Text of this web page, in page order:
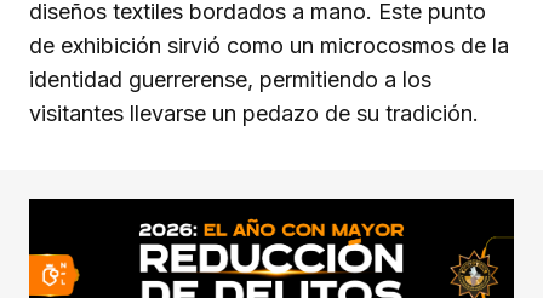
diseños textiles bordados a mano. Este punto
de exhibición sirvió como un microcosmos de la
identidad guerrerense, permitiendo a los
visitantes llevarse un pedazo de su tradición.